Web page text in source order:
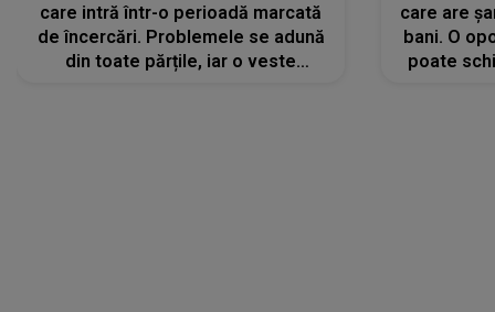
care intră într-o perioadă marcată
de încercări. Problemele se adună
din toate părțile, iar o veste
care are
bani. O
poate